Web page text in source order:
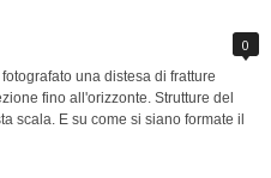
0
una distesa di fratture
fino all'orizzonte. Strutture del
scala. E su come si siano formate il